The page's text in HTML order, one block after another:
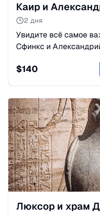
2 дня
Увидите всё самое
Сфинкс и
погружение в
трансфером и гидом.
$140